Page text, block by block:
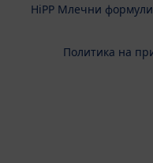
HiPP Млечни формули
Политика на